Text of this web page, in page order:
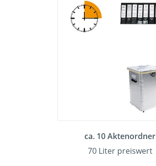
ca. 10 Aktenordner
70 Liter preiswert